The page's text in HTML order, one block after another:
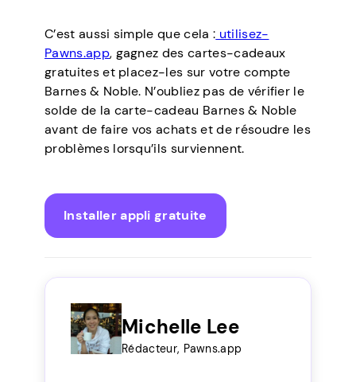
C’est aussi simple que cela : utilisez-
Pawns.app, gagnez des cartes-cadeaux
gratuites et placez-les sur votre compte
Barnes & Noble. N’oubliez pas de vérifier le
solde de la carte-cadeau Barnes & Noble
avant de faire vos achats et de résoudre les
problèmes lorsqu’ils surviennent.
Installer appli gratuite
Michelle Lee
Rédacteur, Pawns.app